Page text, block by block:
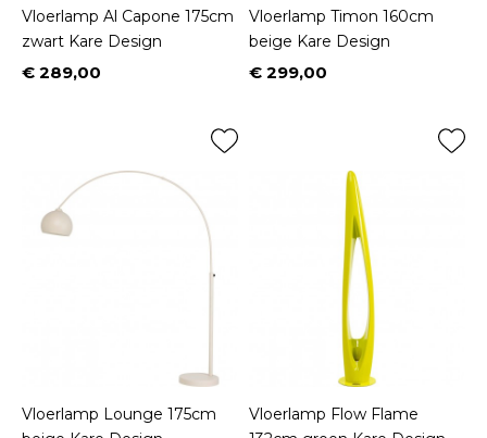
Vloerlamp Al Capone 175cm
zwart Kare Design
Prijs
€ 289,00
Vloerlamp Timon 160cm
beige Kare Design
Prijs
€ 299,00
Vloerlamp Lounge 175cm
Vloerlamp Flow Flame